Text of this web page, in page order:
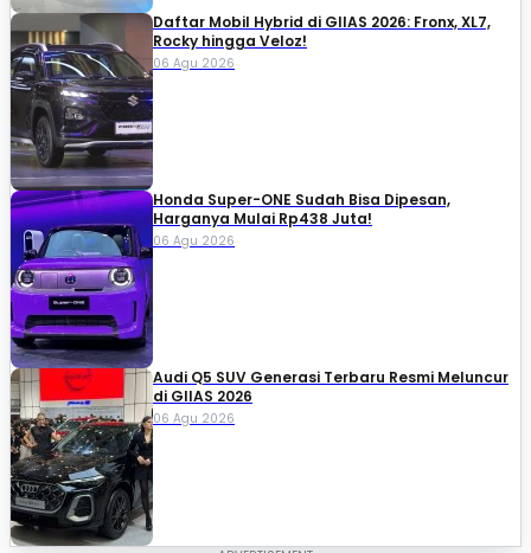
Daftar Mobil Hybrid di GIIAS 2026: Fronx, XL7,
Rocky hingga Veloz!
06 Agu 2026
Honda Super-ONE Sudah Bisa Dipesan,
Harganya Mulai Rp438 Juta!
06 Agu 2026
Audi Q5 SUV Generasi Terbaru Resmi Meluncur
di GIIAS 2026
06 Agu 2026